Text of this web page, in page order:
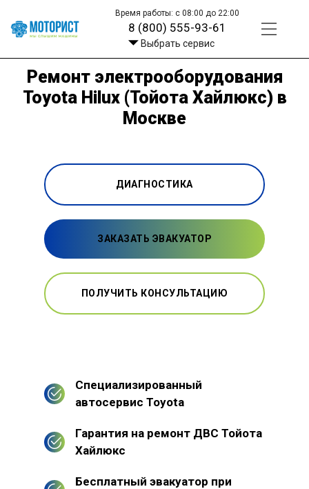
Время работы: с 08:00 до 22:00
8 (800) 555-93-61
Выбрать сервис
Ремонт электрооборудования
Toyota Hilux (Тойота Хайлюкс) в
Москве
ДИАГНОСТИКА
ЗАКАЗАТЬ ЭВАКУАТОР
ПОЛУЧИТЬ КОНСУЛЬТАЦИЮ
Специализированный
автосервис Toyota
Гарантия на ремонт ДВС Тойота
Хайлюкс
Бесплатный эвакуатор при